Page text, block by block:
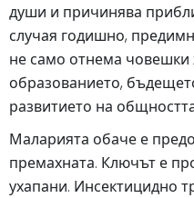
души и причинява
случая годишно,
не само отнема
образованието,
развитието на
Маларията обаче е
премахната. Ключът е
ухапани. Инсектицидно